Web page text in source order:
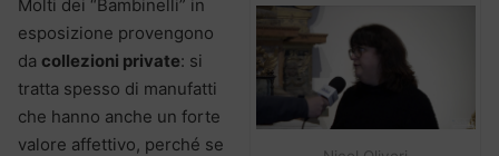
Molti dei “Bambinelli” in
esposizione provengono
da collezioni private: si
tratta spesso di manufatti
che hanno anche un forte
valore affettivo, perché se